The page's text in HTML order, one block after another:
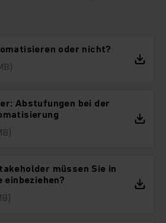
oder nicht?
Abstufungen bei der
müssen Sie in
einbeziehen?